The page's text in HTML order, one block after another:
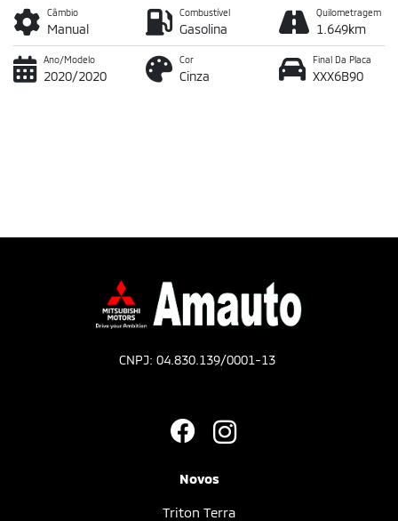
Câmbio
Manual
Combustível
Gasolina
Quilometragem
1.649km
Ano/Modelo
2020/2020
Cor
Cinza
Final Da Placa
XXX6B90
CNPJ: 04.830.139/0001-13
Novos
Triton Terra